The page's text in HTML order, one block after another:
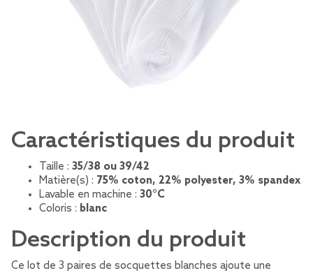
Caractéristiques du produit
Taille : 35/38 ou 39/42
Matière(s) : 75% coton, 22% polyester, 3% spandex
Lavable en machine : 30°C
Coloris : blanc
Description du produit
Ce lot de 3 paires de socquettes blanches ajoute une